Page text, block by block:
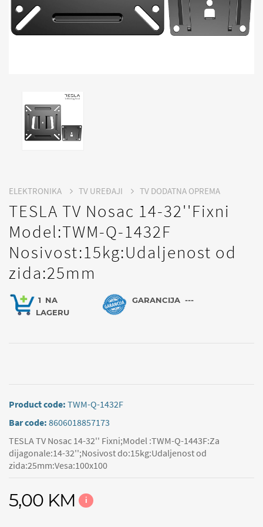
ELEKTRONIKA TV UREĐAJI TV DODATNA OPREMA
TESLA TV Nosac 14-32''Fixni
Model:TWM-Q-1432F
Nosivost:15kg:Udaljenost od
zida:25mm
1 NA
LAGERU
GARANCIJA ---
Product code: TWM-Q-1432F
Bar code: 8606018857173
TESLA TV Nosac 14-32'' Fixni;Model :TWM-Q-1443F:Za
dijagonale:14-32'';Nosivost do:15kg:Udaljenost od
zida:25mm:Vesa:100x100
5,00 KM i